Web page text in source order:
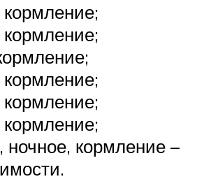
ночное, кормление –